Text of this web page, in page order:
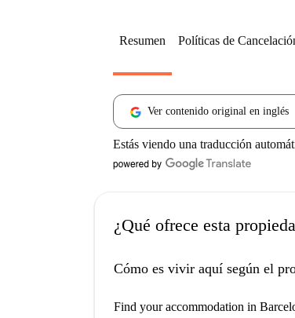
Resumen Políticas de
Ver contenido original en inglés
Estás viendo una traducción
¿Qué ofrece esta
Cómo es vivir aquí según el
Find your accommodation in